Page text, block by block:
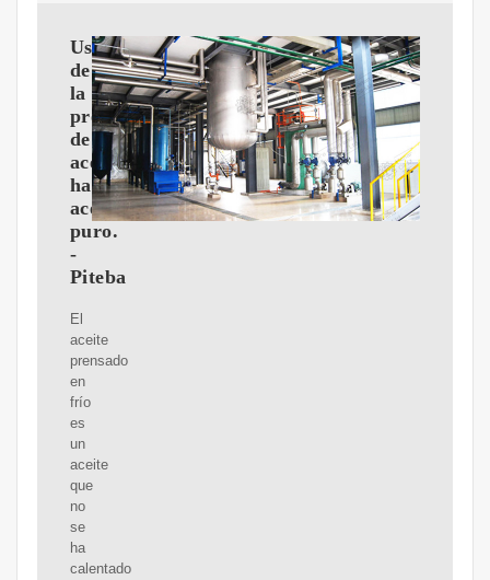
Uso
de
la
prensa
de
aceite:
hacer
aceite
puro.
-
Piteba
El
aceite
prensado
en
frío
es
un
aceite
que
no
se
ha
calentado